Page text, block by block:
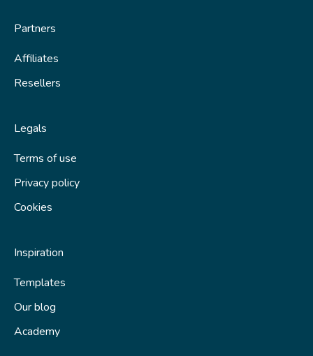
Partners
Affiliates
Resellers
Legals
Terms of use
Privacy policy
Cookies
Inspiration
Templates
Our blog
Academy